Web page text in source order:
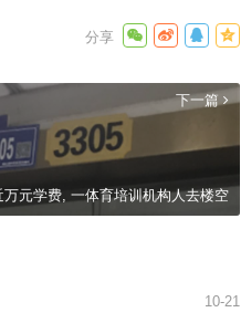
下一篇
元学费, 一体育培训机构人去楼空
10-21